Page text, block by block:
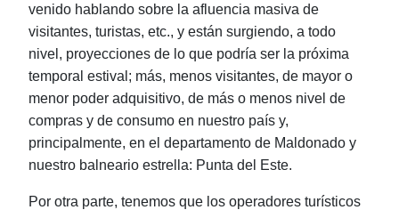
venido hablando sobre la afluencia masiva de
visitantes, turistas, etc., y están surgiendo, a todo
nivel, proyecciones de lo que podría ser la próxima
temporal estival; más, menos visitantes, de mayor o
menor poder adquisitivo, de más o menos nivel de
compras y de consumo en nuestro país y,
principalmente, en el departamento de Maldonado y
nuestro balneario estrella: Punta del Este.
Por otra parte, tenemos que los operadores turísticos